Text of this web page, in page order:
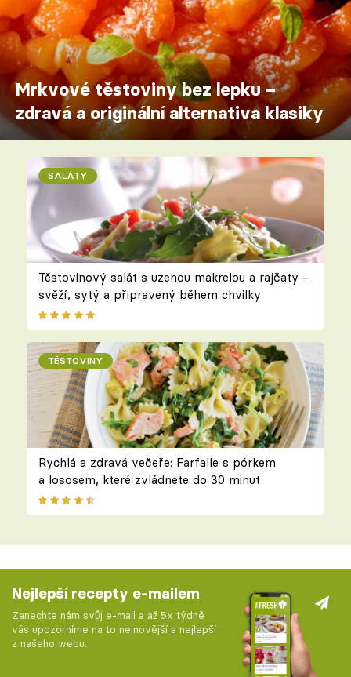
Mrkvové těstoviny bez lepku –
zdravá a originální alternativa klasiky
SALÁTY
Těstovinový salát s uzenou makrelou a rajčaty –
svěží, sytý a připravený během chvilky
TĚSTOVINY
Rychlá a zdravá večeře: Farfalle s pórkem
a lososem, které zvládnete do 30 minut
Nejlepší recepty e-mailem
Zanechte nám svůj e-mail a až 5x týdně
vás upozorníme na to nejnovější a nejlepší
z našeho webu.